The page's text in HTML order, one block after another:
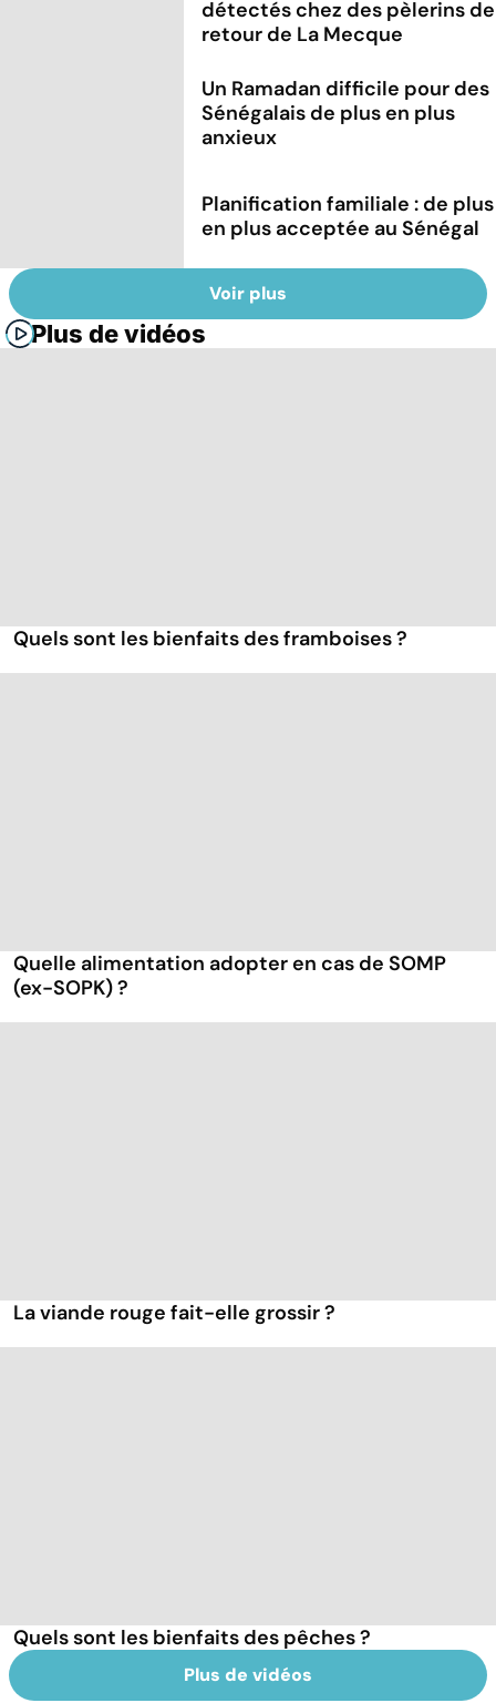
détectés chez des pèlerins de
retour de La Mecque
Un Ramadan difficile pour des
Sénégalais de plus en plus
anxieux
Planification familiale : de plus
en plus acceptée au Sénégal
Voir plus
Plus de vidéos
Quels sont les bienfaits des framboises ?
Quelle alimentation adopter en cas de SOMP
(ex-SOPK) ?
La viande rouge fait-elle grossir ?
Quels sont les bienfaits des pêches ?
Plus de vidéos